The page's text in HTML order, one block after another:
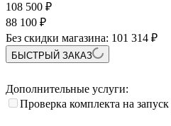
108 500 ₽
88 100 ₽
Без скидки магазина: 101 314 ₽
БЫСТРЫЙ ЗАКАЗ
Дополнительные услуги:
Проверка комплекта на запуск